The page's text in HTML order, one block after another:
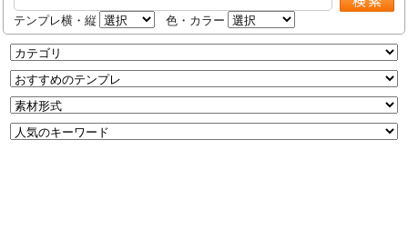
テンプレ横・縦 色・カラー